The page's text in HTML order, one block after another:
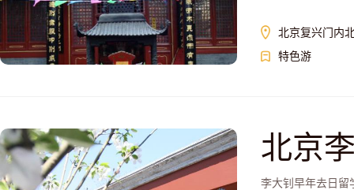
北京复兴门内
特色游
北京
李大钊早年去日留